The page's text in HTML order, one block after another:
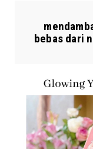
bebas dari